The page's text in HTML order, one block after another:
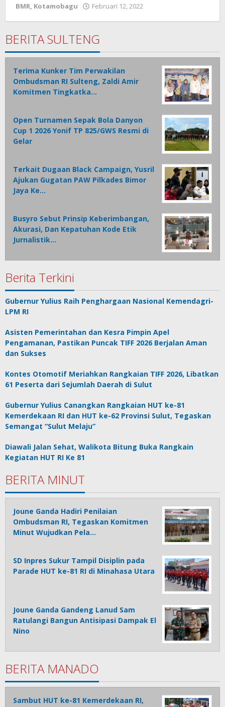
BMR, Kotamobagu Februari 12, 2022
BERITA SULTENG
Terima Kunker Tim Perwakilan
Ombudsman RI Sulteng, Zaldi Amir
Komitmen Tingkatka…
Open Turnamen Sepak Bola Danyon
Cup 1 2026 Yonif TP 825/GWS Resmi di
Gelar
Terkait Dugaan Black Campaign, Yusril
Ajukan Gugatan PAW Pilkades Bimor
Jaya Ke…
Busyro Sebut Prinsip Keberimbangan,
Akurasi, Dan Kepatuhan Kode Etik
Jurnalistik…
Berita Terkini
Gubernur Yulius Raih Penghargaan Nasional Kemendagri-
LPM RI
Asisten Pemerintahan dan Kesra Pimpin Apel
Pengamanan, Pastikan Puncak TIFF 2026 Berjalan Aman
dan Sukses
Kontes Otomotif Meriahkan Rangkaian TIFF 2026, Libatkan
61 Peserta dari Sejumlah Daerah di Sulut
Gubernur Yulius Canangkan Rangkaian HUT ke-81
Kemerdekaan RI dan HUT ke-62 Provinsi Sulut, Tegaskan
Semangat “Sulut Melaju”
Diawali Jalan Sehat, Walikota Bitung Buka Rangkain
Kegiatan HUT RI Ke 81
BERITA MINUT
Joune Ganda Hadiri Penilaian
Ombudsman RI, Tegaskan Komitmen
Minut Wujudkan Pela…
SD Inpres Sukur Tampil Disiplin pada
Parade HUT ke-81 RI di Minahasa Utara
Joune Ganda Gandeng Lanud Sam
Ratulangi Bangun Antisipasi Dampak El
Nino
BERITA MANADO
Sambut HUT ke-81 Kemerdekaan RI,